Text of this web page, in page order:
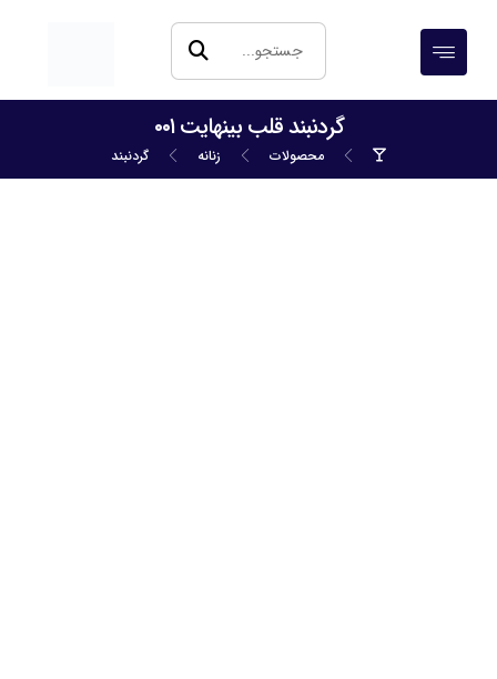
گردنبند قلب بینهایت ۰۰۱
محصولات زنانه گردنبند